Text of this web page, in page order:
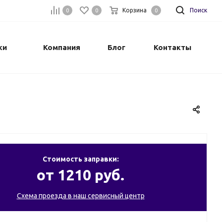
Поиск
0 0 Корзина 0
Компания Блог Контакты
Стоимость заправки:
от 1210 руб.
Схема проезда в наш сервисный центр